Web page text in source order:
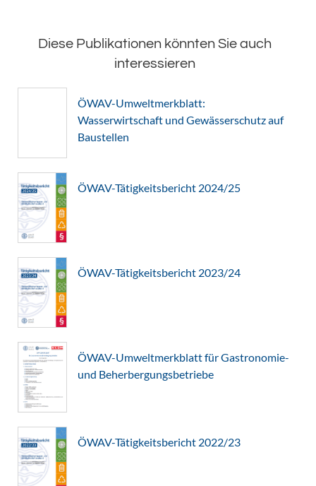
Diese Publikationen könnten Sie auch
interessieren
ÖWAV-Umweltmerkblatt:
Wasserwirtschaft und Gewässerschutz auf
Baustellen
ÖWAV-Tätigkeitsbericht 2024/25
ÖWAV-Tätigkeitsbericht 2023/24
ÖWAV-Umweltmerkblatt für Gastronomie-
und Beherbergungsbetriebe
ÖWAV-Tätigkeitsbericht 2022/23